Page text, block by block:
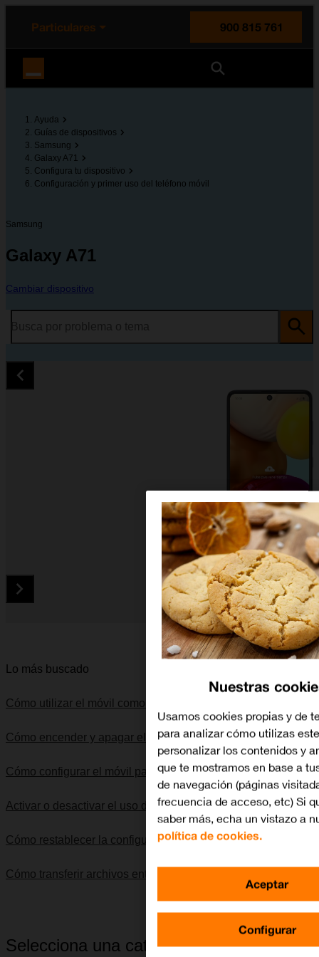
principal
la página
Particulares
900 815 761
Ayuda
Guías de dispositivos
Samsung
Galaxy A71
Configura tu dispositivo
Configuración y primer uso del teléfono móvil
Samsung
Galaxy A71
Cambiar dispositivo
Diapositiva 1 de 5. Samsung Galaxy A71 - Black - imagen 1
Lo más buscado
Cómo utilizar el móvil como punto de acceso Wi-Fi
Cómo encender y apagar el móvil
Cómo configurar el móvil para internet
Activar o desactivar el uso del código PIN
Cómo restablecer la configuración predeterminada
Cómo transferir archivos entre el ordenador y el móvil
Selecciona una categoría
Nuestras
Usamos cookies propias y de
para analizar cómo utilizas
personalizar los contenidos y
que te mostramos en base a
de navegación (páginas
frecuencia de acceso, etc) Si
saber más, echa un vistazo a
política de cookies.
Configurar
Aceptar